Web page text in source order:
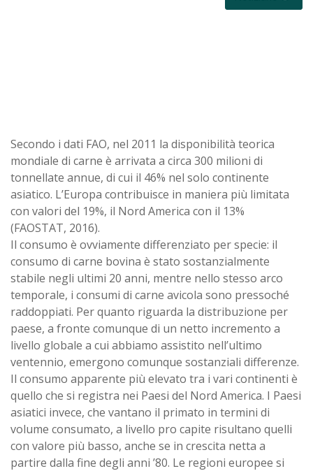
Secondo i dati FAO, nel 2011 la disponibilità teorica
mondiale di carne è arrivata a circa 300 milioni di
tonnellate annue, di cui il 46% nel solo continente
asiatico. L’Europa contribuisce in maniera più limitata
con valori del 19%, il Nord America con il 13%
(FAOSTAT, 2016).
Il consumo è ovviamente differenziato per specie: il
consumo di carne bovina è stato sostanzialmente
stabile negli ultimi 20 anni, mentre nello stesso arco
temporale, i consumi di carne avicola sono pressoché
raddoppiati. Per quanto riguarda la distribuzione per
paese, a fronte comunque di un netto incremento a
livello globale a cui abbiamo assistito nell’ultimo
ventennio, emergono comunque sostanziali differenze.
Il consumo apparente più elevato tra i vari continenti è
quello che si registra nei Paesi del Nord America. I Paesi
asiatici invece, che vantano il primato in termini di
volume consumato, a livello pro capite risultano quelli
con valore più basso, anche se in crescita netta a
partire dalla fine degli anni ’80. Le regioni europee si